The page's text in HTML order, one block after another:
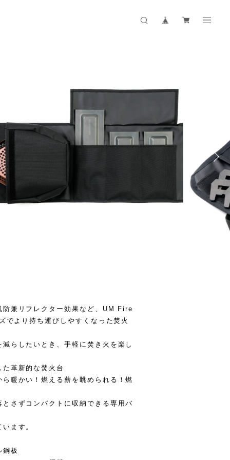
兼リフレクター効果など、UM Fire
でより持ち運びしやすくなった焚火
らしたいとき、手軽に焚き火を楽し
革新的な焚火台
暖かい！燃える薪を眺められる！燃
さずコンパクトに収納できる専用バ
ます。
板